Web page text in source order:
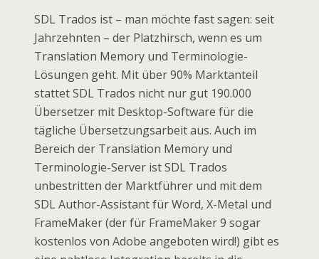
SDL Trados ist – man möchte fast sagen: seit
Jahrzehnten – der Platzhirsch, wenn es um
Translation Memory und Terminologie-
Lösungen geht. Mit über 90% Marktanteil
stattet SDL Trados nicht nur gut 190.000
Übersetzer mit Desktop-Software für die
tägliche Übersetzungsarbeit aus. Auch im
Bereich der Translation Memory und
Terminologie-Server ist SDL Trados
unbestritten der Marktführer und mit dem
SDL Author-Assistant für Word, X-Metal und
FrameMaker (der für FrameMaker 9 sogar
kostenlos von Adobe angeboten wird!) gibt es